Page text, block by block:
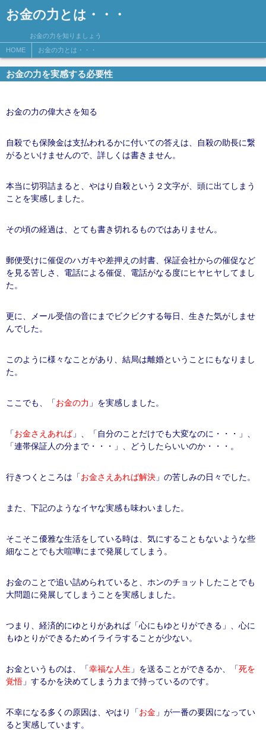
お金の力とは・・・
お金の力を知りましょう
HOME
お金の力とは・・・
お金の力を実感する必要性
お金の力の偉大さを知る
自殺でも保険金は支払われるかに付いての答えは、自殺の助長に繋
がるといけませんので、詳しくは書きません。
本当に切羽詰まると、やはり自殺という２文字が、頭に出てしまう
ことを実感しました。
その頃の経過は、とても書き切れるものではありません。
郵便受けに催促のハガキや差押えの封書、保証会社からの催促など
を見る苦しさ、電話による催促、電話がなる度にヒヤヒヤしてまし
た。
更に、メール受信の音にまでビクビクする毎日、生きた気がしませ
んでした。
このように様々なことがあり、結局は離婚ということにもなりまし
た。
ここでも、「お金の力 」を実感しました。
「お金さえあれば」、「自分のことだけでも大変なのに・・・」、
「連帯保証人の分まで・・・」、どうしたらいいのか・・・。
行きつくところは「お金さえあれば解決 」の苦しみの日々でした。
また、下記のようなイヤな実感も味わいました。
そこそこ優雅な生活をしている時は、気にすることもないような些
細なことでも大喧嘩にまで発展してしまう。
お金のことで追い詰められていると、ホンのチョットしたことでも
大問題に発展してしまうことを実感しました。
つまり、経済的にゆとりがあれば「心にもゆとりができる」、心に
もゆとりができるためイライラすることが少ない。
お金というものは、「幸福な人生 」を送ることができるか、「死を
覚悟 」するかを決めてしまう力まで持っているのです。
不幸になる多くの原因は、やはり「お金 」が一番の要因になってい
ると実感しています。